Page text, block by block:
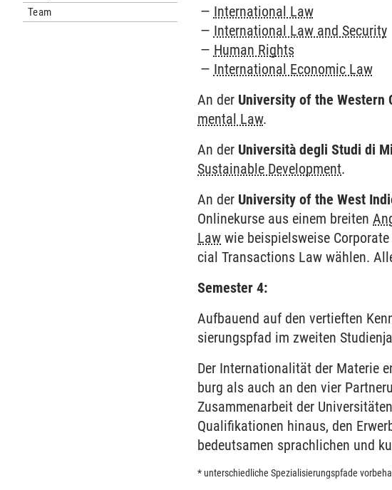
Team
Inter­national Law
Inter­national Law and Secu­rity
Human Rights
Inter­national Eco­nomic Law
An der University of the Western
mental Law.
An der Università degli Studi di
Sustain­able Develop­ment.
An der University of the West
Onlinekurse aus einem breiten
Law wie beispielsweise
cial Trans­actions Law wählen.
Semester 4:
Aufbauend auf den vertieften
sierungspfad im zweiten
Der Internationalität der Materie
burg als auch an den vier
Zusammen­arbeit der
Qualifi­kationen hinaus, den
bedeut­samen sprachlichen und
* unter­schied­liche Spe­ziali­sierungs­pfade